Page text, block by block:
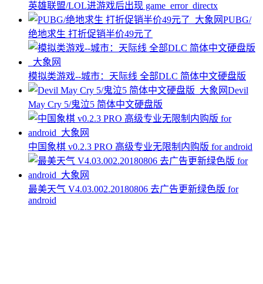
英雄联盟/LOL进游戏后出现 game_error_directx
PUBG/
绝地求生 打折促销半价49元了
模拟类游戏--城市：天际线 全部DLC 简体中文硬盘版
Devil
May Cry 5/鬼泣5 简体中文硬盘版
中国象棋 v0.2.3 PRO 高级专业无限制内购版 for android
最美天气 V4.03.002.20180806 去广告更新绿色版 for
android